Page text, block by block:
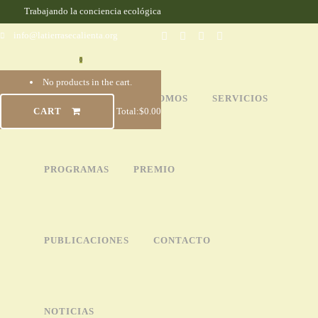
Trabajando la conciencia ecológica
info@latierrasecalienta.org
0
No products in the cart.
CART Total:$0.00
INICIO QUIÉNES SOMOS SERVICIOS
PROGRAMAS PREMIO
PUBLICACIONES CONTACTO
NOTICIAS